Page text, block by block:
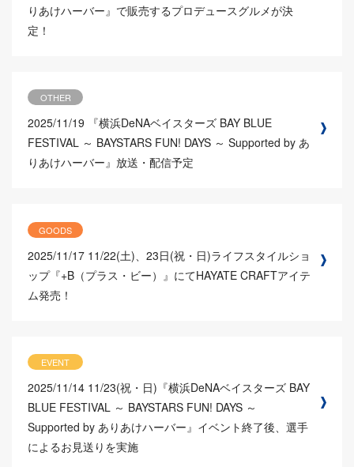
りあけハーバー』で販売するプロデュースグルメが決
定！
OTHER
2025/11/19
『横浜DeNAベイスターズ BAY BLUE
FESTIVAL ～ BAYSTARS FUN! DAYS ～ Supported by あ
りあけハーバー』放送・配信予定
GOODS
2025/11/17 11/22(土)、23日(祝・日)ライフスタイルショ
ップ『+B（プラス・ビー）』にてHAYATE CRAFTアイテ
ム発売！
EVENT
2025/11/14 11/23(祝・日)『横浜DeNAベイスターズ BAY
BLUE FESTIVAL ～ BAYSTARS FUN! DAYS ～
Supported by ありあけハーバー』イベント終了後、選手
によるお見送りを実施